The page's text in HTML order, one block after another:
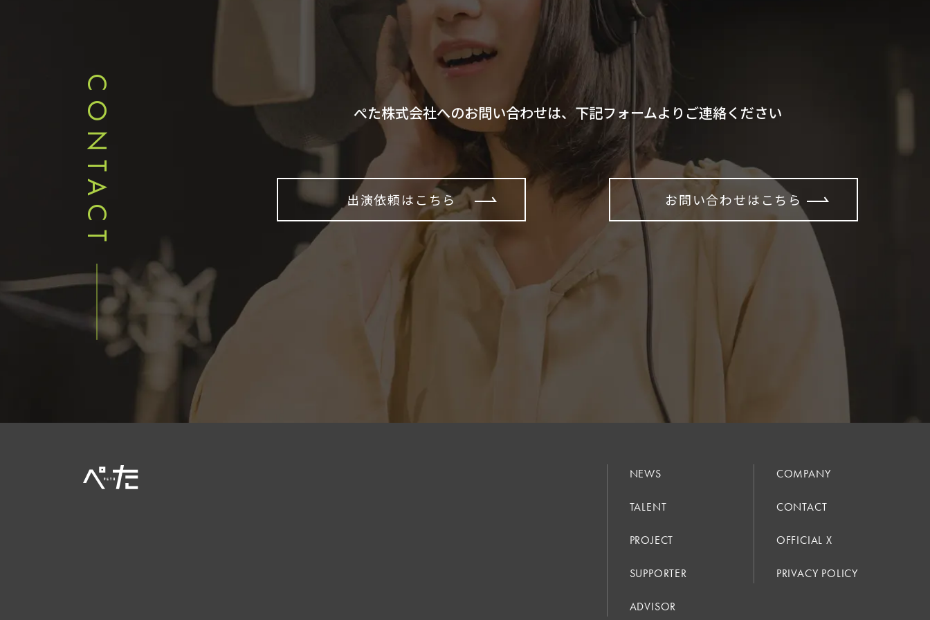
CONTACT ぺた株式会社へのお問い合わせは、下記フォームよりご連絡ください
出演依頼はこちら お問い合わせはこちら
NEWS
TALENT
PROJECT
SUPPORTER
ADVISOR
COMPANY
CONTACT
OFFICIAL X
PRIVACY POLICY